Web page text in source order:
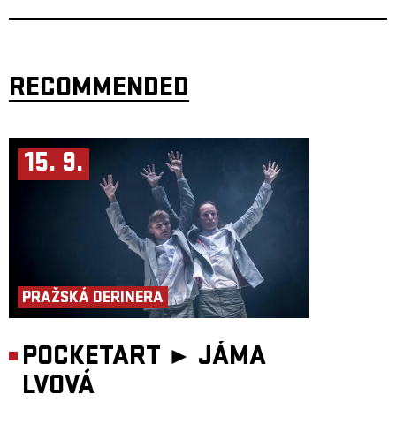
Mário Bihári (akordeon, klavír, zpěv)
RECOMMENDED
15. 9.
PRAŽSKÁ DERINERA
POCKETART ► JÁMA
LVOVÁ